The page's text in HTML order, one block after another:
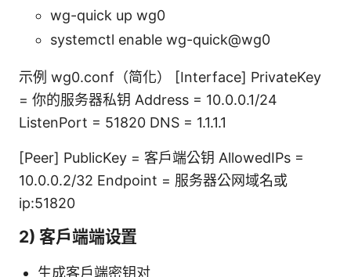
wg-quick up wg0
systemctl enable wg-quick@wg0
示例 wg0.conf（简化） [Interface] PrivateKey
= 你的服务器私钥 Address = 10.0.0.1/24
ListenPort = 51820 DNS = 1.1.1.1
[Peer] PublicKey = 客户端公钥 AllowedIPs =
10.0.0.2/32 Endpoint = 服务器公网域名或
ip:51820
2) 客户端端设置
生成客户端密钥对